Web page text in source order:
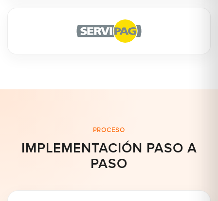
PROCESO
IMPLEMENTACIÓN PASO A
PASO